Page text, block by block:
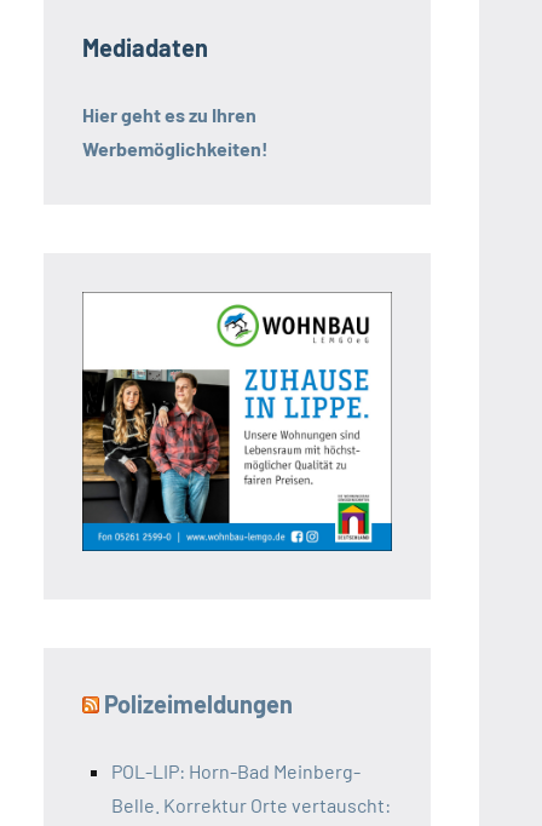
Mediadaten
Hier geht es zu Ihren
Werbemöglichkeiten!
Polizeimeldungen
POL-LIP: Horn-Bad Meinberg-
Belle. Korrektur Orte vertauscht: